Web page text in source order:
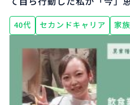
40代 セカンドキャリア 家